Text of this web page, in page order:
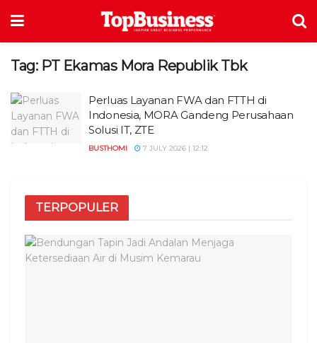
Tag: PT Ekamas Mora Republik Tbk
Perluas Layanan FWA dan FTTH di
Indonesia, MORA Gandeng Perusahaan
Solusi IT, ZTE
BUSTHOMI 7 JULY 2026 | 12:12
TERPOPULER